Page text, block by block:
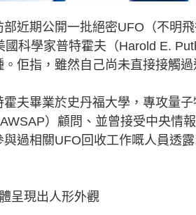
部近期公開一批絕密UFO（不明
國科學家普特霍夫（Harold E.
。佢指，雖然自己尚未直接接觸
畢業於史丹福大學，專攻量子
）顧問、並曾接受中央情
與過相關UFO回收工作嘅人員透
呈現出人形外觀